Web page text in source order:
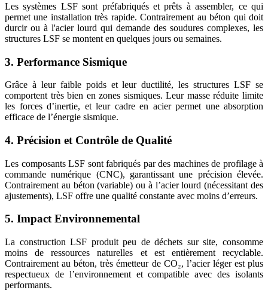
Les systèmes LSF sont préfabriqués et prêts à assembler, ce qui
permet une installation très rapide. Contrairement au béton qui doit
durcir ou à l'acier lourd qui demande des soudures complexes, les
structures LSF se montent en quelques jours ou semaines.
3. Performance Sismique
Grâce à leur faible poids et leur ductilité, les structures LSF se
comportent très bien en zones sismiques. Leur masse réduite limite
les forces d’inertie, et leur cadre en acier permet une absorption
efficace de l’énergie sismique.
4. Précision et Contrôle de Qualité
Les composants LSF sont fabriqués par des machines de profilage à
commande numérique (CNC), garantissant une précision élevée.
Contrairement au béton (variable) ou à l’acier lourd (nécessitant des
ajustements), LSF offre une qualité constante avec moins d’erreurs.
5. Impact Environnemental
La construction LSF produit peu de déchets sur site, consomme
moins de ressources naturelles et est entièrement recyclable.
Contrairement au béton, très émetteur de CO₂, l’acier léger est plus
respectueux de l’environnement et compatible avec des isolants
performants.